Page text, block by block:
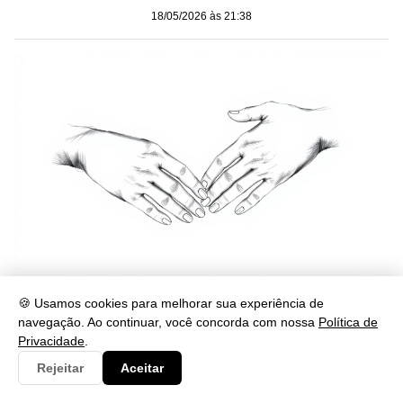
🍪 Usamos cookies para melhorar sua experiência de
navegação. Ao continuar, você concorda com nossa Política de
Privacidade
Rejeitar
Aceitar
18/05/2026 às 21:38
Como Fazer Genograma Familiar: Guia Prático Fácil
18/05/2026 às 21:38